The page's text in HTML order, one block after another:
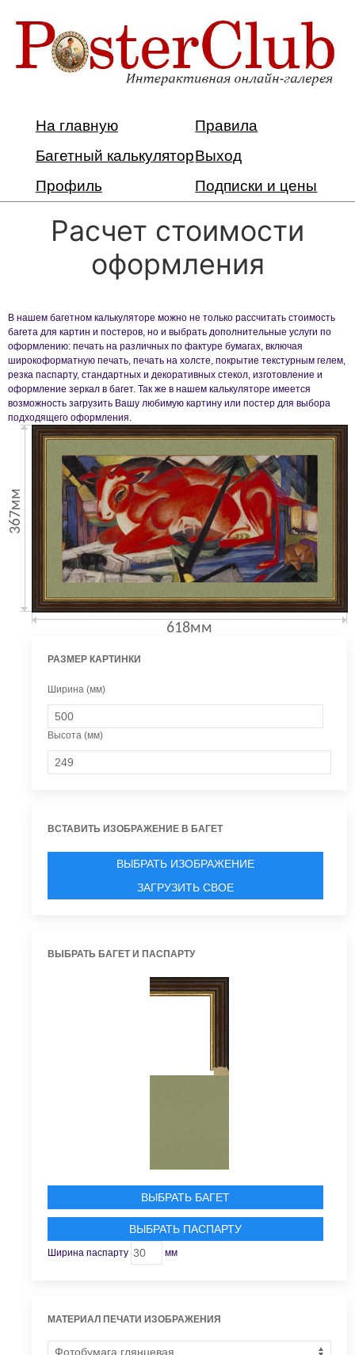
На главную
Правила
Багетный калькуляторВыход
Профиль
Подписки и цены
Расчет стоимости
оформления
В нашем багетном калькуляторе можно не только рассчитать стоимость
багета для картин и постеров, но и выбрать дополнительные услуги по
оформлению: печать на различных по фактуре бумагах, включая
широкоформатную печать, печать на холсте, покрытие текстурным гелем,
резка паспарту, стандартных и декоративных стекол, изготовление и
оформление зеркал в багет. Так же в нашем калькуляторе имеется
возможность загрузить Вашу любимую картину или постер для выбора
подходящего оформления.
367мм
618мм
РАЗМЕР КАРТИНКИ
Ширина (мм)
Высота (мм)
ВСТАВИТЬ ИЗОБРАЖЕНИЕ В БАГЕТ
ВЫБРАТЬ ИЗОБРАЖЕНИЕ
ЗАГРУЗИТЬ СВОЕ
ВЫБРАТЬ БАГЕТ И ПАСПАРТУ
ВЫБРАТЬ БАГЕТ
ВЫБРАТЬ ПАСПАРТУ
Ширина паспарту мм
МАТЕРИАЛ ПЕЧАТИ ИЗОБРАЖЕНИЯ